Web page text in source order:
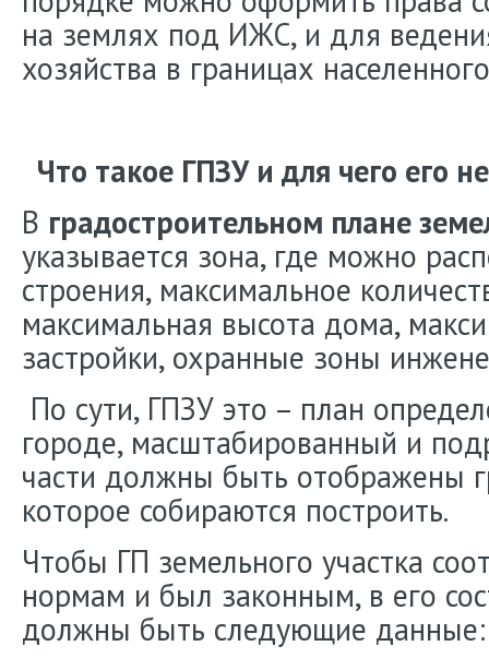
на землях под ИЖС, и для
хозяйства в границах
Что такое ГПЗУ и для чего его
В градостроительном плане
указывается зона, где можно
строения, максимальное
максимальная высота дома,
застройки, охранные зоны
По сути, ГПЗУ это – план
городе, масштабированный и
части должны быть отображены
которое собираются построить.
Чтобы ГП земельного участка
нормам и был законным, в его
должны быть следующие данные: